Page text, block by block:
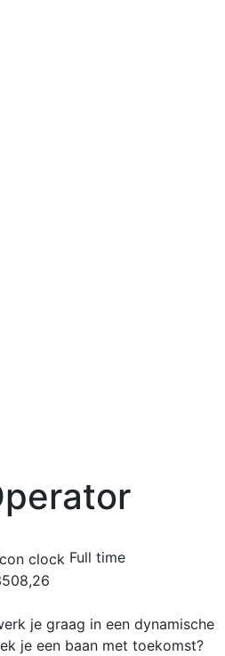
Full time
je graag in een dynamische
je een baan met toekomst?